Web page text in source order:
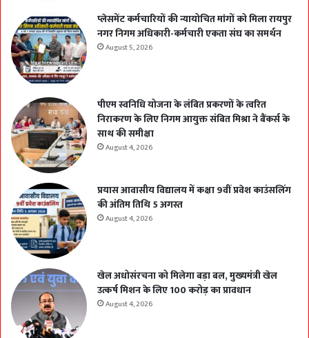
प्लेसमेंट कर्मचारियों की न्यायोचित मांगों को मिला रायपुर
नगर निगम अधिकारी-कर्मचारी एकता संघ का समर्थन
August 5, 2026
पीएम स्वनिधि योजना के लंबित प्रकरणों के त्वरित
निराकरण के लिए निगम आयुक्त संबित मिश्रा ने बैंकर्स के
साथ की समीक्षा
August 4, 2026
प्रयास आवासीय विद्यालय में कक्षा 9वीं प्रवेश काउंसलिंग
की अंतिम तिथि 5 अगस्त
August 4, 2026
खेल अधोसंरचना को मिलेगा बड़ा बल, मुख्यमंत्री खेल
उत्कर्ष मिशन के लिए 100 करोड़ का प्रावधान
August 4, 2026